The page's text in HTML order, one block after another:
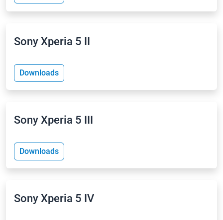
Sony Xperia 5 II
Downloads
Sony Xperia 5 III
Downloads
Sony Xperia 5 IV